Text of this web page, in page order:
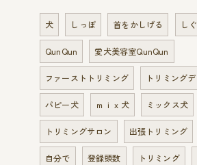
犬 しっぽ 首をかしげる し
QunQun 愛犬美容室QunQun
ファーストトリミング トリミング
パピー犬 ｍｉｘ犬 ミックス犬
トリミングサロン 出張トリミング
自分で 登録頭数 トリミング